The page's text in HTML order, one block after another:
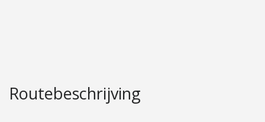
Routebeschrijving